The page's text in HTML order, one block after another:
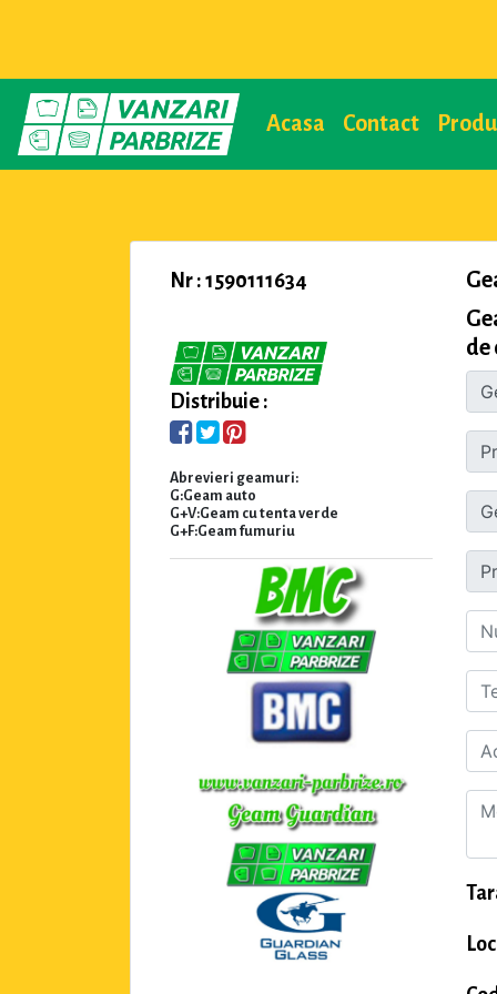
Acasa Contact
Nr : 1590111634
Distribuie :
Abrevieri geamuri:
G:Geam auto
G+V:Geam cu tenta verde
G+F:Geam fumuriu
de